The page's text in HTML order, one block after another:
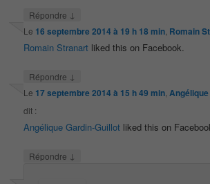
Répondre ↓
Le 16 septembre 2014 à 19 h 18 min Romain
Romain Stranart liked this on Facebook.
Répondre ↓
Le 17 septembre 2014 à 15 h 49 min
dit :
Angélique Gardin-Guillot liked this on
Répondre ↓